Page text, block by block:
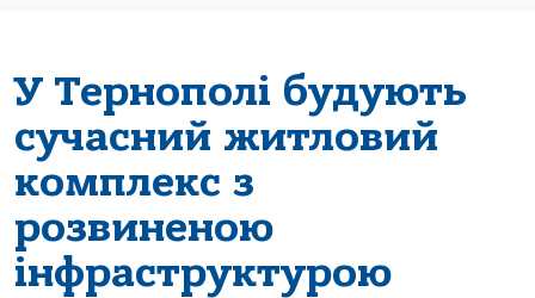
У Тернополі будують
сучасний житловий
комплекс з
розвиненою
інфраструктурою